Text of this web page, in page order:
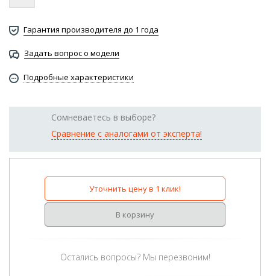
Гарантия производителя до 1 года
Задать вопрос о модели
Подробные характеристики
Сомневаетесь в выборе?
Сравнение с аналогами от эксперта!
Уточнить цену в 1 клик!
В корзину
Остались вопросы? Мы перезвоним!